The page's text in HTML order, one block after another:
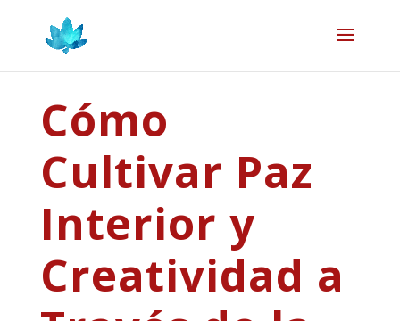
Cómo
Cultivar Paz
Interior y
Creatividad a